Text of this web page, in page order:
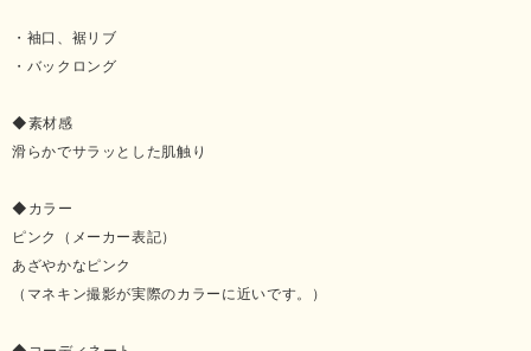
・袖口、裾リブ
・バックロング
◆素材感
滑らかでサラッとした肌触り
◆カラー
ピンク（メーカー表記）
あざやかなピンク
（マネキン撮影が実際のカラーに近いです。）